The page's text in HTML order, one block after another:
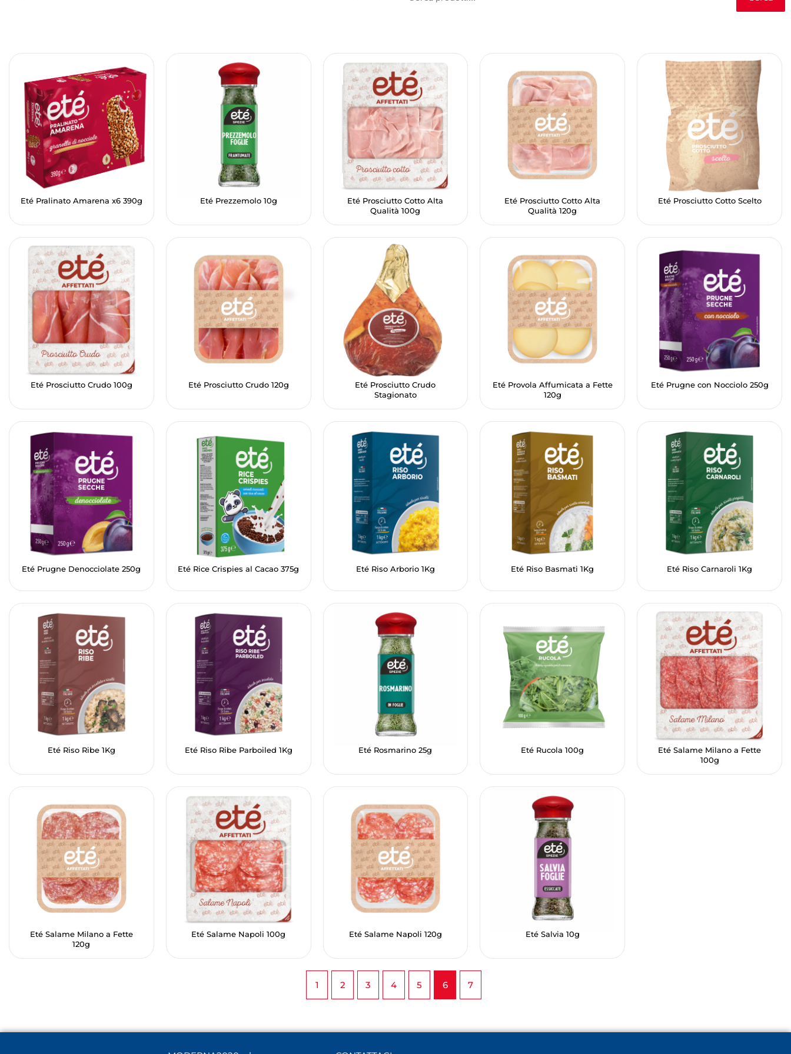
Eté Pralinato Amarena x6 390g Eté Prezzemolo 10g
Eté Prosciutto Cotto Alta
Qualità 100g
Eté Prosciutto Cotto Alta
Qualità 120g
Eté Prosciutto Cotto Scelto
Eté Prosciutto Crudo 100g Eté Prosciutto Crudo 120g
Eté Prosciutto Crudo
Stagionato
Eté Provola Affumicata a Fette
120g
Eté Prugne con Nocciolo 250g
Eté Prugne Denocciolate 250g Eté Rice Crispies al Cacao 375g Eté Riso Arborio 1Kg Eté Riso Basmati 1Kg Eté Riso Carnaroli 1Kg
Eté Riso Ribe 1Kg Eté Riso Ribe Parboiled 1Kg Eté Rosmarino 25g Eté Rucola 100g
Eté Salame Milano a Fette
100g
Eté Salame Milano a Fette
120g
Eté Salame Napoli 100g Eté Salame Napoli 120g Eté Salvia 10g
1 2 3 4 5 6 7